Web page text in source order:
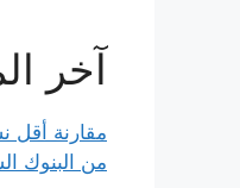
آخر
من البنوك